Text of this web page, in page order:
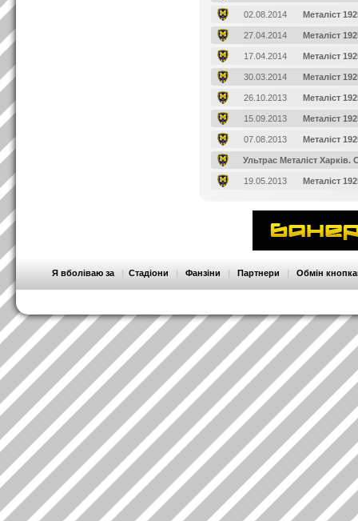
02.08.2014 Металіст
27.04.2014 Металіст
17.04.2014 Металіст
30.03.2014 Металіст
26.10.2013 Металіст
15.09.2013 Металіст
07.08.2013 Металіст
Ультрас Металіст Харків.
19.05.2013 Металіст
Я вболіваю за | Стадіони | Фанзіни | Партнери | Обмін